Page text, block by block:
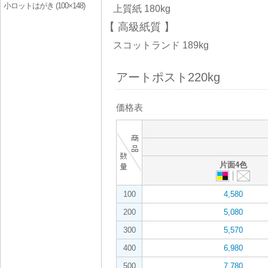
小ロットはがき (100×148)
上質紙 180kg
高級紙質
スコットランド 189kg
アートポスト220kg
価格表
片面4色
100
4,580
200
5,080
300
5,570
400
6,980
500
7,780